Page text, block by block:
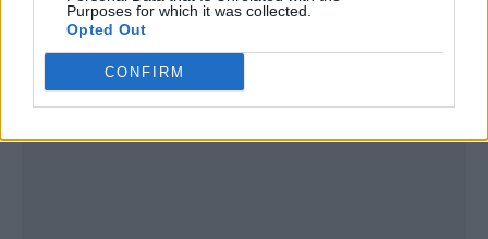
Purposes for which it was collected.
Opted Out
CONFIRM